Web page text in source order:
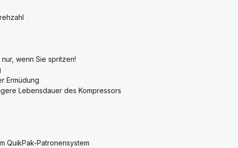
wenn Sie spritzen!
Ermüdung
Lebensdauer des Kompressors
QuikPak-Patronensystem